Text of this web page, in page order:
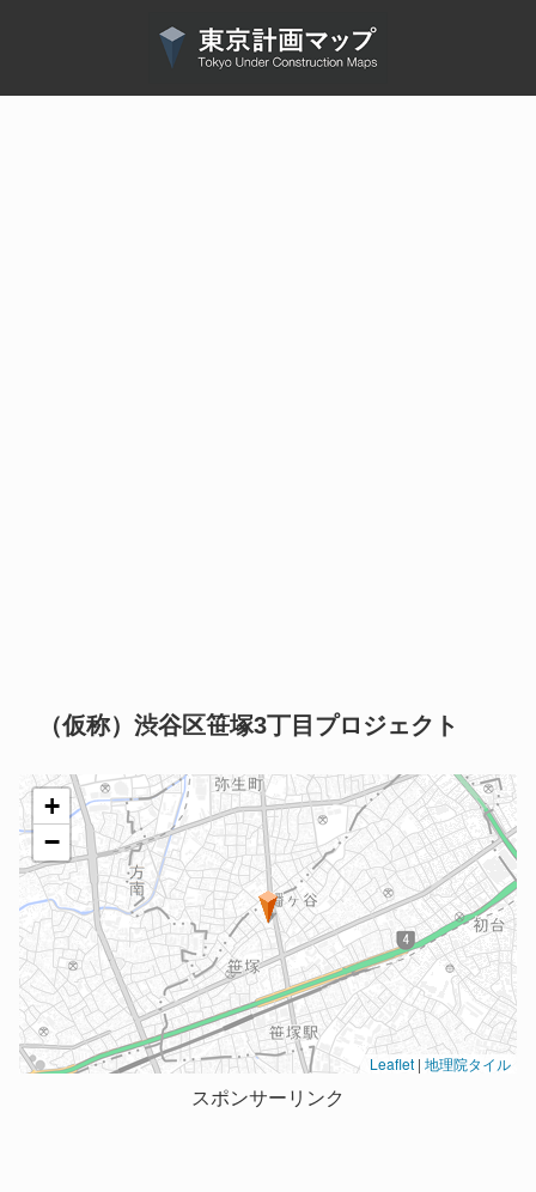
（仮称）渋谷区笹塚3丁目プロジェクト
+
−
Leaflet | 地理院タイル
スポンサーリンク